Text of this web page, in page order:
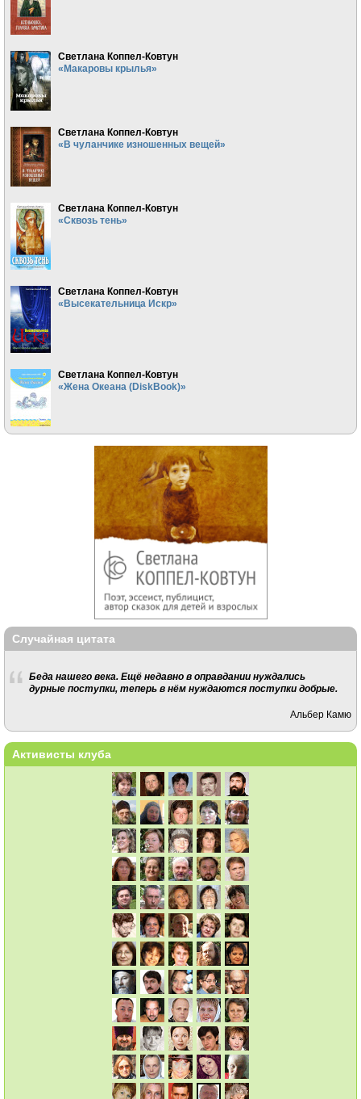
Светлана Коппел-Ковтун
«Макаровы крылья»
Светлана Коппел-Ковтун
«В чуланчике изношенных вещей»
Светлана Коппел-Ковтун
«Сквозь тень»
Светлана Коппел-Ковтун
«Высекательница Искр»
Светлана Коппел-Ковтун
«Жена Океана (DiskBook)»
Случайная цитата
Беда нашего века. Ещё недавно в оправдании нуждались
дурные поступки, теперь в нём нуждаются поступки добрые.
Альбер Камю
Активисты клуба